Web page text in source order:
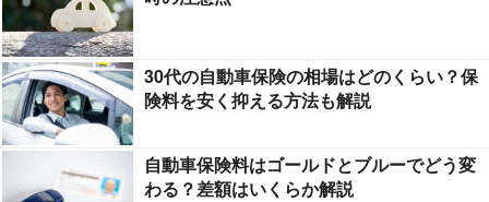
30代の自動車保険の相場はどのくらい？保
険料を安く抑える方法も解説
自動車保険料はゴールドとブルーでどう変
わる？差額はいくらか解説